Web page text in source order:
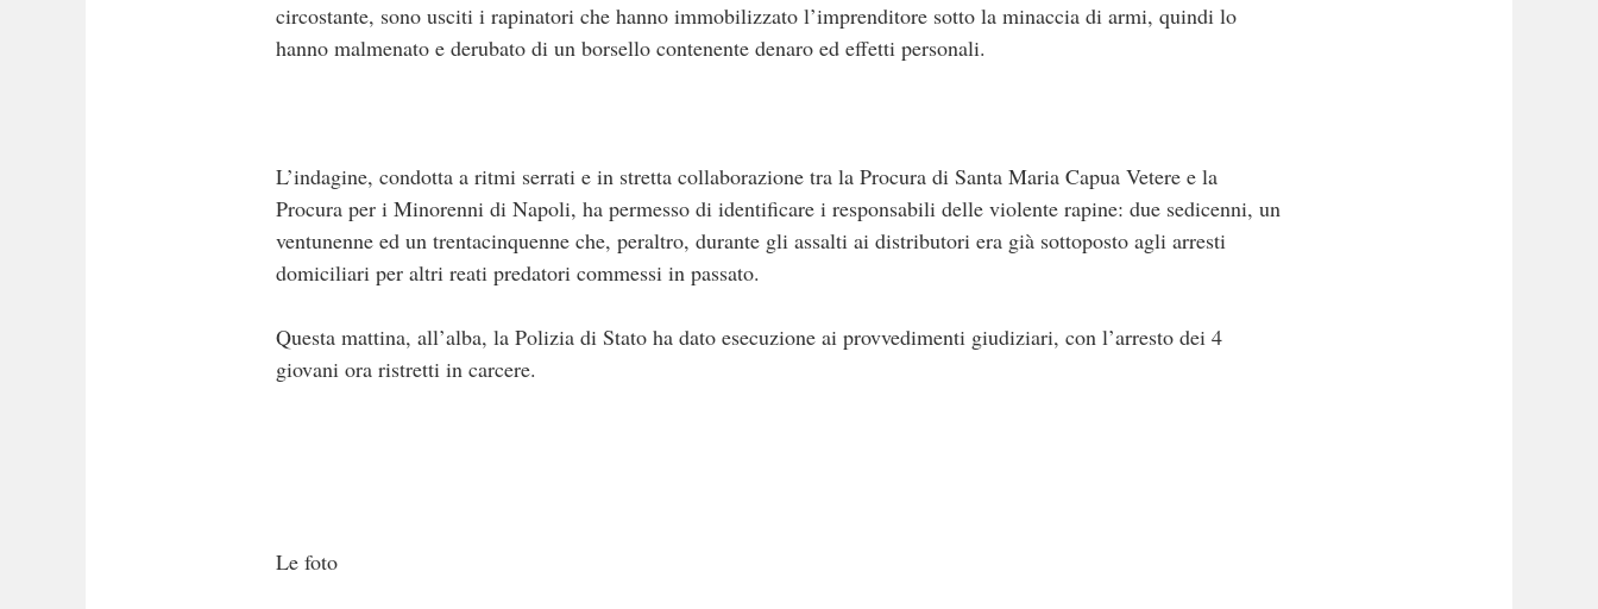
circostante, sono usciti i rapinatori che hanno immobilizzato l’imprenditore sotto la minaccia di armi, quindi lo
hanno malmenato e derubato di un borsello contenente denaro ed effetti personali.
L’indagine, condotta a ritmi serrati e in stretta collaborazione tra la Procura di Santa Maria Capua Vetere e la
Procura per i Minorenni di Napoli, ha permesso di identificare i responsabili delle violente rapine: due sedicenni, un
ventunenne ed un trentacinquenne che, peraltro, durante gli assalti ai distributori era già sottoposto agli arresti
domiciliari per altri reati predatori commessi in passato.
Questa mattina, all’alba, la Polizia di Stato ha dato esecuzione ai provvedimenti giudiziari, con l’arresto dei 4
giovani ora ristretti in carcere.
Le foto